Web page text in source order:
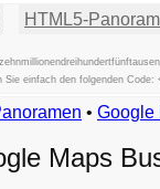
HTML5-
einfach den folgenden
• Google
Maps